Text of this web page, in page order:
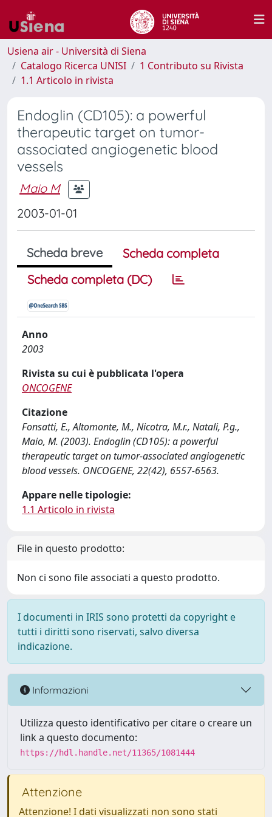
Usiena air - Università di Siena
Catalogo Ricerca UNISI
1 Contributo su Rivista
1.1 Articolo in rivista
Endoglin (CD105): a powerful
therapeutic target on tumor-
associated angiogenetic blood
vessels
Maio M
2003-01-01
Scheda breve
Scheda completa
Scheda completa (DC)
Anno
2003
Rivista su cui è pubblicata l'opera
ONCOGENE
Citazione
Fonsatti, E., Altomonte, M., Nicotra, M.r., Natali, P.g.,
Maio, M. (2003). Endoglin (CD105): a powerful
therapeutic target on tumor-associated angiogenetic
blood vessels. ONCOGENE, 22(42), 6557-6563.
Appare nelle tipologie:
1.1 Articolo in rivista
File in questo prodotto:
Non ci sono file associati a questo prodotto.
I documenti in IRIS sono protetti da copyright e
tutti i diritti sono riservati, salvo diversa
indicazione.
Informazioni
Utilizza questo identificativo per citare o creare un
link a questo documento:
https://hdl.handle.net/11365/1081444
Attenzione
Attenzione! I dati visualizzati non sono stati